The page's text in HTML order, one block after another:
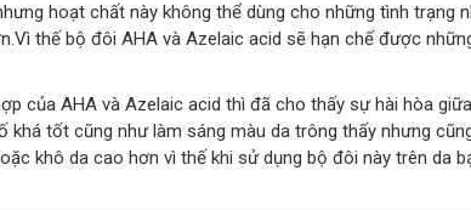
hoạt chất này không thể dùng cho những tình trạng
thế bộ đôi AHA và Azelaic acid sẽ hạn chế được
của AHA và Azelaic acid thì đã cho thấy sự hài hòa
tốt cũng như làm sáng màu da trông thấy nhưng
khô da cao hơn vì thế khi sử dụng bộ đôi này trên da